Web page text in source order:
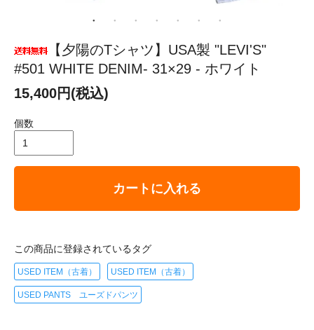
【夕陽のTシャツ】USA製 "LEVI'S"
#501 WHITE DENIM- 31×29 - ホワイト
15,400円(税込)
個数
カートに入れる
この商品に登録されているタグ
USED ITEM（古着） USED ITEM（古着）
USED PANTS ユーズドパンツ